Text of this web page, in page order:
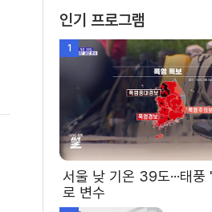
인기 프로그램
1
서울 낮 기온 39도···태풍
로 변수